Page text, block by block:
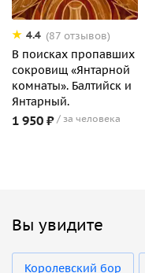
4.4 (87 отзывов)
В поисках пропавших
сокровищ «Янтарной
комнаты». Балтийск и
Янтарный.
1 950 ₽ за человека
Вы увидите
Королевский бор